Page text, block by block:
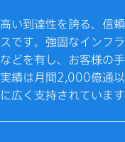
高い到達性を誇る、信
スです。強固なインフ
などを有し、お客様の
実績は月間2,000億通
に広く支持されています